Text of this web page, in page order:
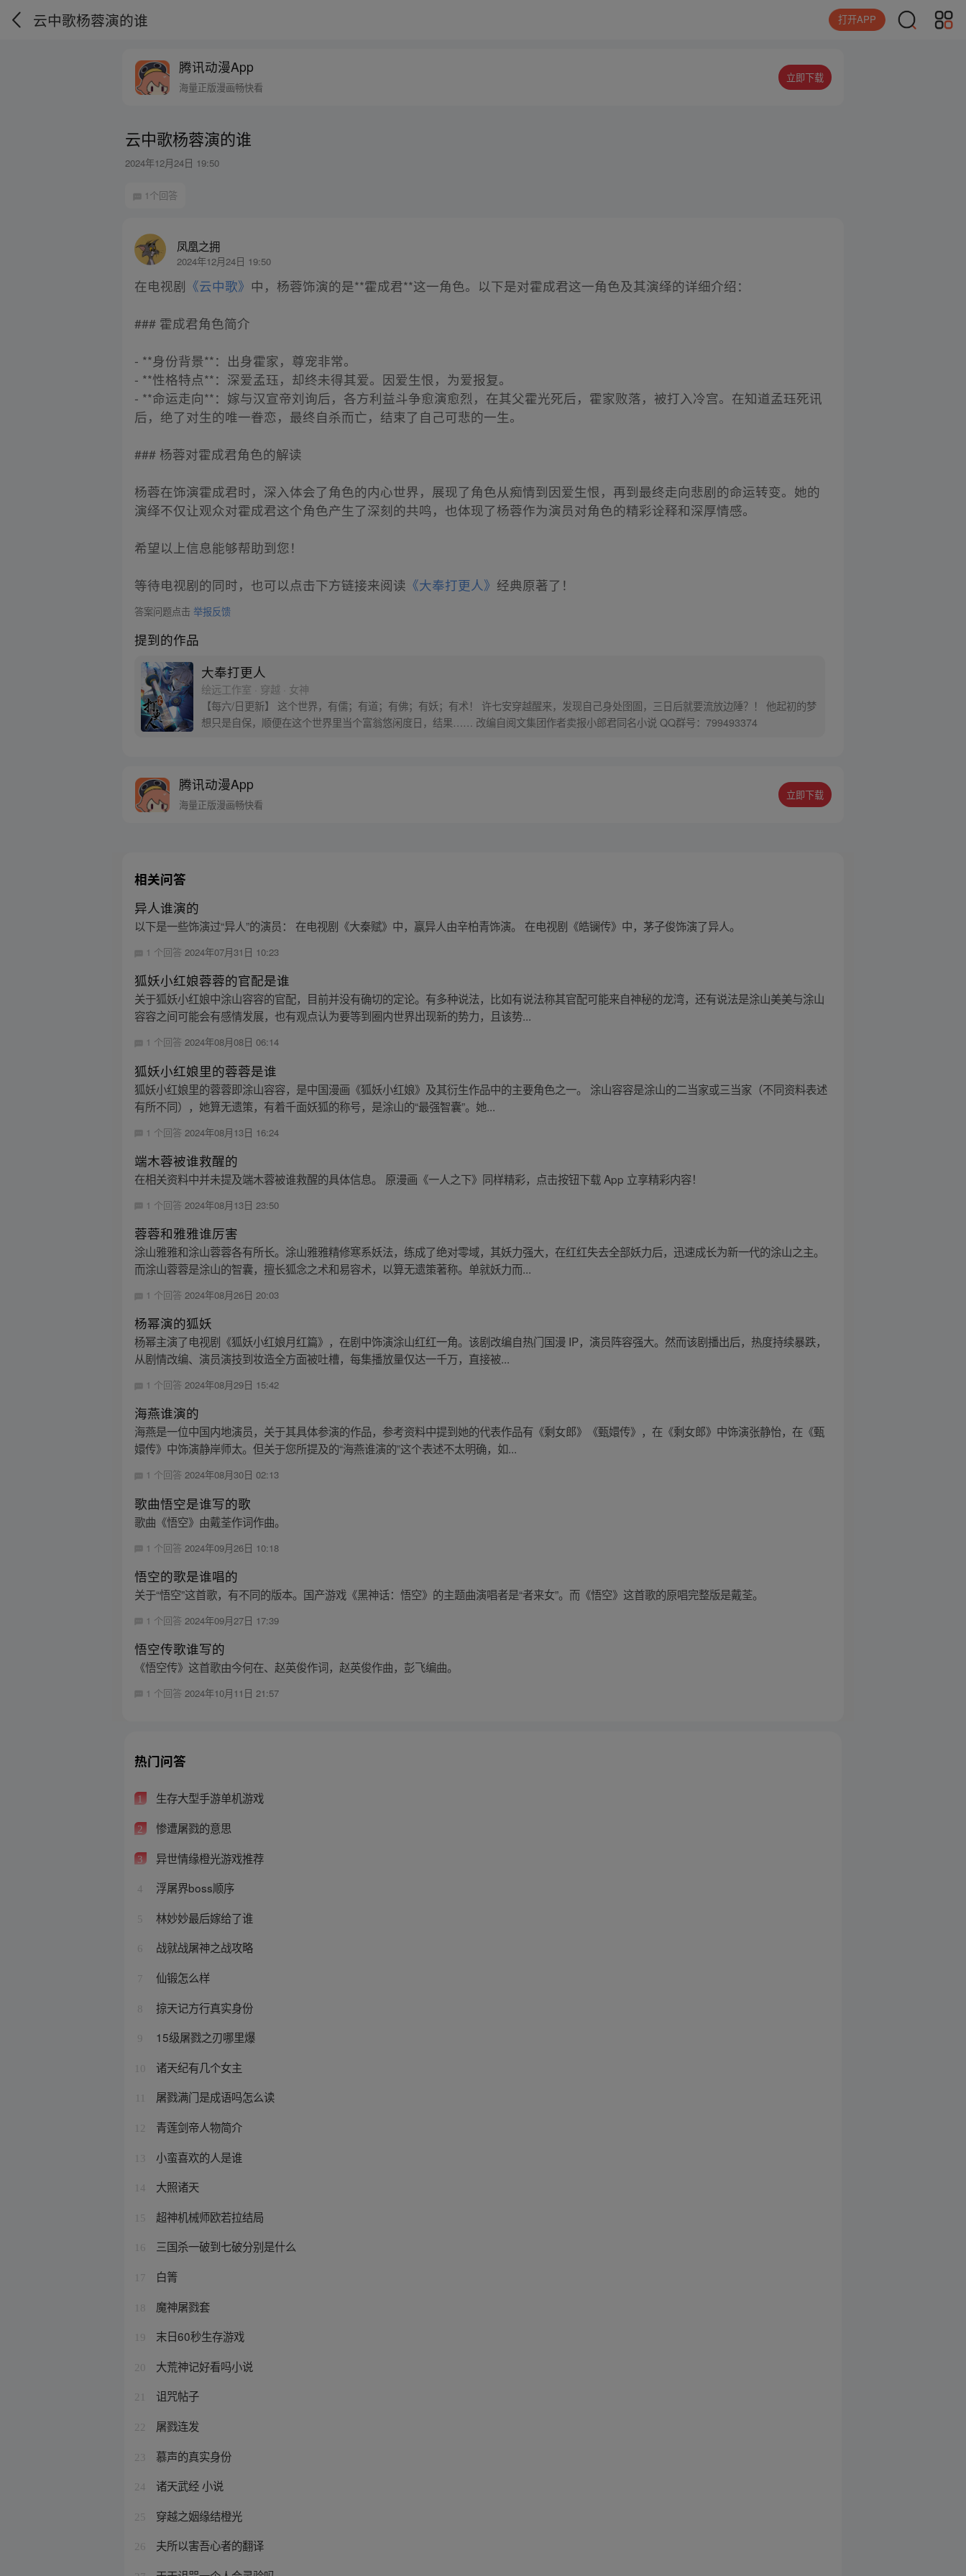
云中歌杨蓉演的谁 打开APP
腾讯动漫App
海量正版漫画畅快看
立即下载
云中歌杨蓉演的谁
2024年12月24日 19:50
1个回答
凤凰之拥
2024年12月24日 19:50
在电视剧 《云中歌》 中，杨蓉饰演的是**霍成君**这一角色。以下是对霍成君这一角色及其演绎的详细介绍：
### 霍成君角色简介
- **身份背景**：出身霍家，尊宠非常。
- **性格特点**：深爱孟珏，却终未得其爱。因爱生恨，为爱报复。
- **命运走向**：嫁与汉宣帝刘询后，各方利益斗争愈演愈烈，在其父霍光死后，霍家败落，被打入冷宫。在知道孟珏死讯
后，绝了对生的唯一眷恋，最终自杀而亡，结束了自己可悲的一生。
### 杨蓉对霍成君角色的解读
杨蓉在饰演霍成君时，深入体会了角色的内心世界，展现了角色从痴情到因爱生恨，再到最终走向悲剧的命运转变。她的
演绎不仅让观众对霍成君这个角色产生了深刻的共鸣，也体现了杨蓉作为演员对角色的精彩诠释和深厚情感。
希望以上信息能够帮助到您！
等待电视剧的同时，也可以点击下方链接来阅读 《大奉打更人》 经典原著了！
答案问题点击举报反馈
提到的作品
大奉打更人
绘远工作室 · 穿越 · 女神
【每六/日更新】 这个世界，有儒；有道；有佛；有妖；有术！ 许七安穿越醒来，发现自己身处囹圄，三日后就要流放边陲？！ 他起初的梦
想只是自保，顺便在这个世界里当个富翁悠闲度日，结果…… 改编自阅文集团作者卖报小郎君同名小说 QQ群号：799493374
腾讯动漫App
海量正版漫画畅快看
立即下载
相关问答
异人谁演的
以下是一些饰演过“异人”的演员： 在电视剧《大秦赋》中，嬴异人由辛柏青饰演。 在电视剧《皓镧传》中，茅子俊饰演了异人。
1 个回答2024年07月31日 10:23
狐妖小红娘蓉蓉的官配是谁
关于狐妖小红娘中涂山容容的官配，目前并没有确切的定论。有多种说法，比如有说法称其官配可能来自神秘的龙湾，还有说法是涂山美美与涂山
容容之间可能会有感情发展，也有观点认为要等到圈内世界出现新的势力，且该势...
1 个回答2024年08月08日 06:14
狐妖小红娘里的蓉蓉是谁
狐妖小红娘里的蓉蓉即涂山容容，是中国漫画《狐妖小红娘》及其衍生作品中的主要角色之一。 涂山容容是涂山的二当家或三当家（不同资料表述
有所不同），她算无遗策，有着千面妖狐的称号，是涂山的“最强智囊”。她...
1 个回答 2024年08月13日 16:24
端木蓉被谁救醒的
在相关资料中并未提及端木蓉被谁救醒的具体信息。 原漫画《一人之下》同样精彩，点击按钮下载 App 立享精彩内容！
1 个回答 2024年08月13日 23:50
蓉蓉和雅雅谁厉害
涂山雅雅和涂山蓉蓉各有所长。涂山雅雅精修寒系妖法，练成了绝对零域，其妖力强大，在红红失去全部妖力后，迅速成长为新一代的涂山之主。
而涂山蓉蓉是涂山的智囊，擅长狐念之术和易容术，以算无遗策著称。单就妖力而...
1 个回答2024年08月26日 20:03
杨幂演的狐妖
杨幂主演了电视剧《狐妖小红娘月红篇》，在剧中饰演涂山红红一角。该剧改编自热门国漫 IP，演员阵容强大。然而该剧播出后，热度持续暴跌，
从剧情改编、演员演技到妆造全方面被吐槽，每集播放量仅达一千万，直接被...
1 个回答2024年08月29日 15:42
海燕谁演的
海燕是一位中国内地演员，关于其具体参演的作品，参考资料中提到她的代表作品有《剩女郎》《甄嬛传》，在《剩女郎》中饰演张静怡，在《甄
嬛传》中饰演静岸师太。但关于您所提及的“海燕谁演的”这个表述不太明确，如...
1 个回答2024年08月30日 02:13
歌曲悟空是谁写的歌
歌曲《悟空》由戴荃作词作曲。
1 个回答 2024年09月26日 10:18
悟空的歌是谁唱的
关于“悟空”这首歌，有不同的版本。国产游戏《黑神话：悟空》的主题曲演唱者是“者来女”。而《悟空》这首歌的原唱完整版是戴荃。
1 个回答 2024年09月27日 17:39
悟空传歌谁写的
《悟空传》这首歌由今何在、赵英俊作词，赵英俊作曲，彭飞编曲。
1 个回答2024年10月11日 21:57
热门问答
1 生存大型手游单机游戏
2 惨遭屠戮的意思
3 异世情缘橙光游戏推荐
4 浮屠界boss顺序
5 林妙妙最后嫁给了谁
6 战就战屠神之战攻略
7 仙锻怎么样
8 掠天记方行真实身份
9 15级屠戮之刃哪里爆
10 诸天纪有几个女主
屠戮满门是成语吗怎么读
12 青莲剑帝人物简介
13 小蛮喜欢的人是谁
14 大照诸天
15 超神机械师欧若拉结局
16 三国杀一破到七破分别是什么
17 白箐
18 魔神屠戮套
19 末日60秒生存游戏
20 大荒神记好看吗小说
21 诅咒帖子
22 屠戮连发
23 慕声的真实身份
24 诸天武经 小说
25 穿越之姻缘结橙光
26 夫所以害吾心者的翻译